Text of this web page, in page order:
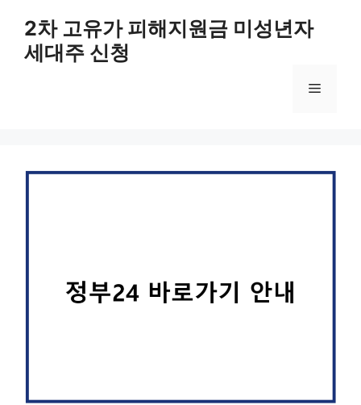
2차 고유가 피해지원금 미성년자
세대주 신청
메